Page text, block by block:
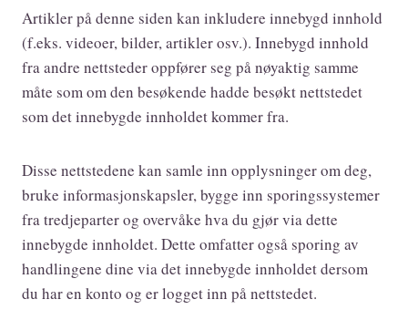
Artikler på denne siden kan inkludere innebygd innhold
(f.eks. videoer, bilder, artikler osv.). Innebygd innhold
fra andre nettsteder oppfører seg på nøyaktig samme
måte som om den besøkende hadde besøkt nettstedet
som det innebygde innholdet kommer fra.
Disse nettstedene kan samle inn opplysninger om deg,
bruke informasjonskapsler, bygge inn sporingssystemer
fra tredjeparter og overvåke hva du gjør via dette
innebygde innholdet. Dette omfatter også sporing av
handlingene dine via det innebygde innholdet dersom
du har en konto og er logget inn på nettstedet.